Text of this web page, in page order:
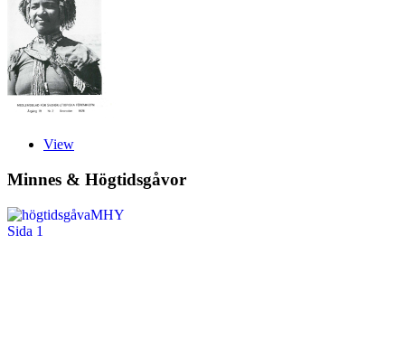
View
Minnes & Högtidsgåvor